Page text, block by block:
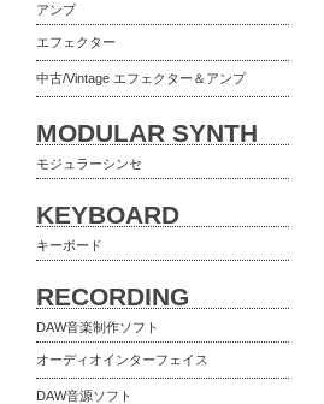
アンプ
エフェクター
中古/Vintage エフェクター＆アンプ
MODULAR SYNTH
モジュラーシンセ
KEYBOARD
キーボード
RECORDING
DAW音楽制作ソフト
オーディオインターフェイス
DAW音源ソフト